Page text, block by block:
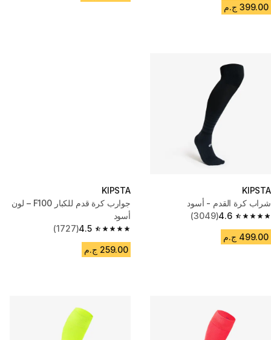
399.00 ج.م
KIPSTA
شراب كرة القدم - أسود
4.6
4.6 out of 5 stars from 3049 reviews
(3049)
499.00 ج.م
KIPSTA
جوارب كرة قدم للكبار F100 – لون
أسود
4.5
4.5 out of 5 stars from 1727 reviews
(1727)
259.00 ج.م